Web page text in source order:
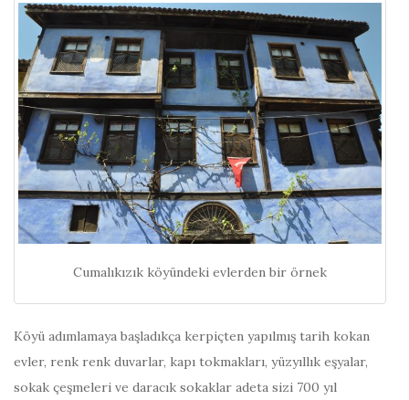
Cumalıkızık köyündeki evlerden bir örnek
Köyü adımlamaya başladıkça kerpiçten yapılmış tarih kokan
evler, renk renk duvarlar, kapı tokmakları, yüzyıllık eşyalar,
sokak çeşmeleri ve daracık sokaklar adeta sizi 700 yıl